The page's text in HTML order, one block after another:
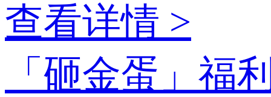
查看详情 >
「砸金蛋」福